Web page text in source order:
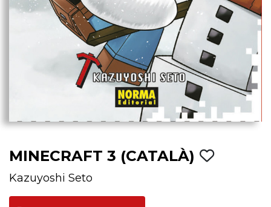
MINECRAFT 3 (CATALÀ)
Kazuyoshi Seto